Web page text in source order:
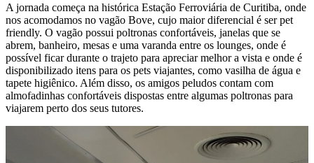
A jornada começa na histórica Estação Ferroviária de Curitiba, onde
nos acomodamos no vagão Bove, cujo maior diferencial é ser pet
friendly. O vagão possui poltronas confortáveis, janelas que se
abrem, banheiro, mesas e uma varanda entre os lounges, onde é
possível ficar durante o trajeto para apreciar melhor a vista e onde é
disponibilizado itens para os pets viajantes, como vasilha de água e
tapete higiênico. Além disso, os amigos peludos contam com
almofadinhas confortáveis dispostas entre algumas poltronas para
viajarem perto dos seus tutores.